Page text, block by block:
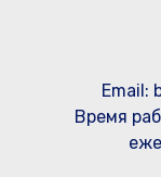
Email:
Время